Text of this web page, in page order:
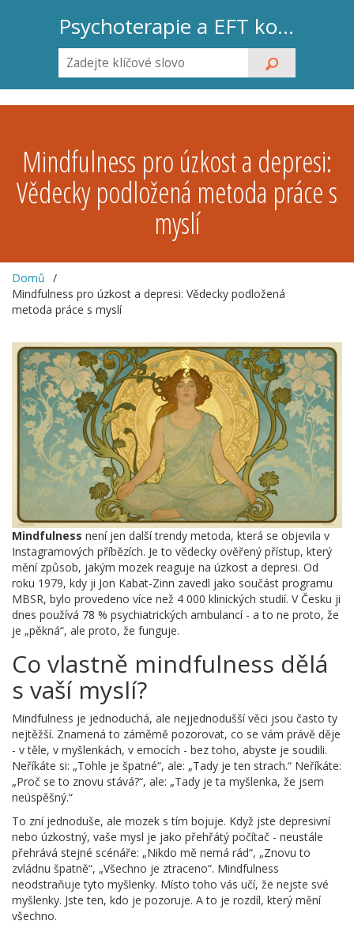
Psychoterapie a EFT koučink
Mindfulness pro úzkost a depresi:
Vědecky podložená metoda práce s
myslí
Domů
Mindfulness pro úzkost a depresi: Vědecky podložená
metoda práce s myslí
Mindfulness není jen další trendy metoda, která se objevila v
Instagramových příbězích. Je to vědecky ověřený přístup, který
mění způsob, jakým mozek reaguje na úzkost a depresi. Od
roku 1979, kdy ji Jon Kabat-Zinn zavedl jako součást programu
MBSR, bylo provedeno více než 4 000 klinických studií. V Česku ji
dnes používá 78 % psychiatrických ambulancí - a to ne proto, že
je „pěkná“, ale proto, že funguje.
Co vlastně mindfulness dělá
s vaší myslí?
Mindfulness je jednoduchá, ale nejjednodušší věci jsou často ty
nejtěžší. Znamená to záměrně pozorovat, co se vám právě děje
- v těle, v myšlenkách, v emocích - bez toho, abyste je soudili.
Neříkáte si: „Tohle je špatné“, ale: „Tady je ten strach.“ Neříkáte:
„Proč se to znovu stává?“, ale: „Tady je ta myšlenka, že jsem
neúspěšný.“
To zní jednoduše, ale mozek s tím bojuje. Když jste depresivní
nebo úzkostný, vaše mysl je jako přehřátý počítač - neustále
přehrává stejné scénáře: „Nikdo mě nemá rád“, „Znovu to
zvládnu špatně“, „Všechno je ztraceno“. Mindfulness
neodstraňuje tyto myšlenky. Místo toho vás učí, že nejste své
myšlenky. Jste ten, kdo je pozoruje. A to je rozdíl, který mění
všechno.